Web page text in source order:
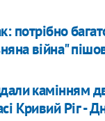
потрібно
війна"
камінням
Кривий Ріг -